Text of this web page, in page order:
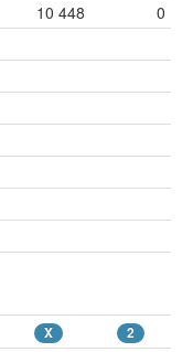
10 448
0
X 2